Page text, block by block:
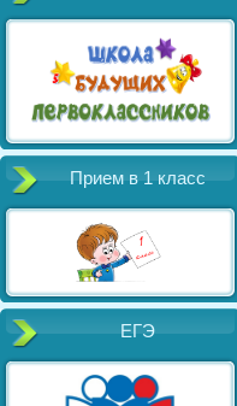
Прием в 1 класс
ЕГЭ